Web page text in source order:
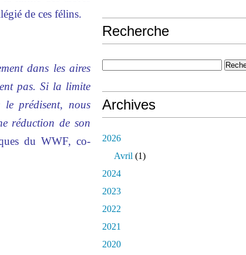
de ces félins.
dans les aires
pas. Si la limite
le prédisent, nous
réduction de son
du WWF, co-
Recherche
Archives
2026
Avril (1)
2024
2023
2022
2021
2020